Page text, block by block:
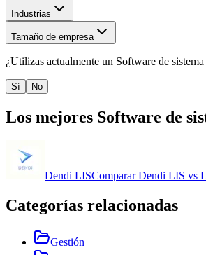
Industrias
Tamaño de empresa
¿Utilizas actualmente un Software de
Sí No
Los mejores Software de
Dendi LISComparar Dendi LIS vs
Categorías relacionadas
Gestión